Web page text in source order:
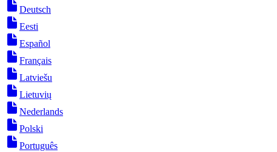
Deutsch
Eesti
Español
Français
Latviešu
Lietuvių
Nederlands
Polski
Português